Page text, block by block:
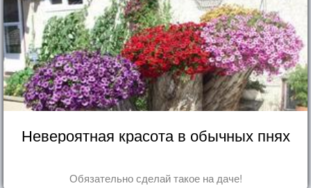
Невероятная красота в обычных пнях
Обязательно сделай такое на даче!